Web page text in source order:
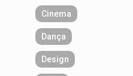
Cinema
Dança
Design